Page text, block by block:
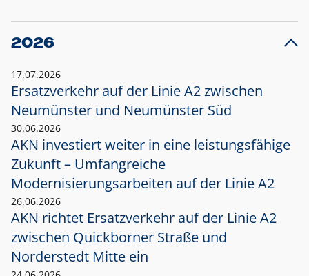
2026
17.07.2026
Ersatzverkehr auf der Linie A2 zwischen
Neumünster und Neumünster Süd
30.06.2026
AKN investiert weiter in eine leistungsfähige
Zukunft – Umfangreiche
Modernisierungsarbeiten auf der Linie A2
26.06.2026
AKN richtet Ersatzverkehr auf der Linie A2
zwischen Quickborner Straße und
Norderstedt Mitte ein